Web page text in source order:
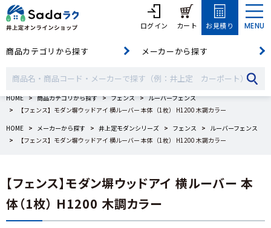
ログイン カート お見積り MENU
商品カテゴリから探す メーカーから探す
HOME 商品カテゴリから探す フェンス
ルーバーフェンス
【フェンス】モダン塀ウッドアイ 横ルーバー 本体（1枚） H1200 木調カラー
HOME
メーカーから探す 井上定モダンシリーズ フェンス
ルーバーフェンス
【フェンス】モダン塀ウッドアイ 横ルーバー 本体（1枚） H1200 木調カラー
【フェンス】モダン塀ウッドアイ 横ルーバー 本
体（1枚） H1200 木調カラー